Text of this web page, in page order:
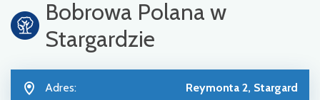
Bobrowa Polana w
Stargardzie
Adres: Reymonta 2, Stargard